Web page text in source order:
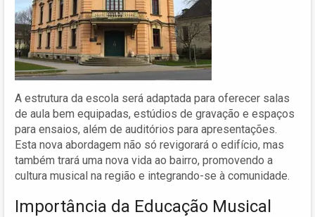
A estrutura da escola será adaptada para oferecer salas
de aula bem equipadas, estúdios de gravação e espaços
para ensaios, além de auditórios para apresentações.
Esta nova abordagem não só revigorará o edifício, mas
também trará uma nova vida ao bairro, promovendo a
cultura musical na região e integrando-se à comunidade.
Importância da Educação Musical